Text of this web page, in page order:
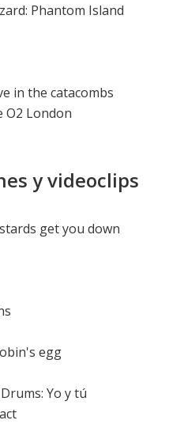
Phantom Island
in the catacombs
O2 London
y videoclips
get you down
egg
Yo y tú